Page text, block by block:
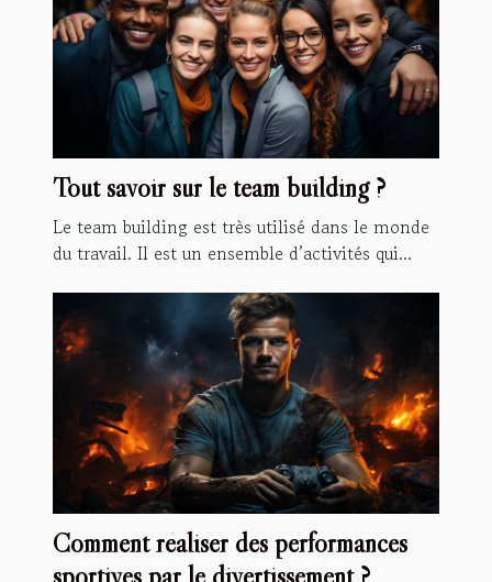
Tout savoir sur le team building ?
Le team building est très utilisé dans le monde
du travail. Il est un ensemble d’activités qui...
Comment réaliser des performances
sportives par le divertissement ?